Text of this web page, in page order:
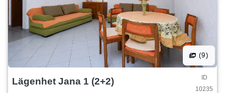
(9)
Lägenhet Jana 1 (2+2)
ID
10235